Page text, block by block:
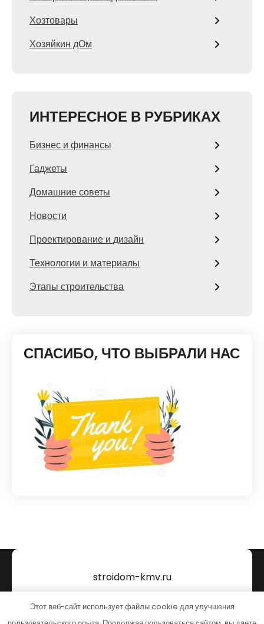
Хозтовары
Хозяйкин дОм
ИНТЕРЕСНОЕ В РУБРИКАХ
Бизнес и финансы
Гаджеты
Домашние советы
Новости
Проектирование и дизайн
Технологии и материалы
Этапы строительства
СПАСИБО, ЧТО ВЫБРАЛИ НАС
stroidom-kmv.ru
Тема от Grace Themes
Этот веб-сайт использует файлы cookie для улучшения